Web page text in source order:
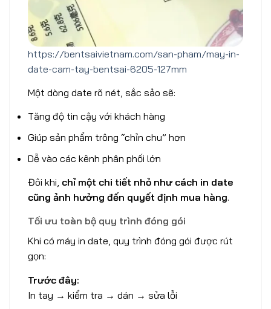
https://bentsaivietnam.com/san-pham/may-in-
date-cam-tay-bentsai-6205-127mm
Một dòng date rõ nét, sắc sảo sẽ:
Tăng độ tin cậy với khách hàng
Giúp sản phẩm trông “chỉn chu” hơn
Dễ vào các kênh phân phối lớn
Đôi khi, chỉ một chi tiết nhỏ như cách in date
cũng ảnh hưởng đến quyết định mua hàng.
Tối ưu toàn bộ quy trình đóng gói
Khi có máy in date, quy trình đóng gói được rút
gọn:
Trước đây:
In tay → kiểm tra → dán → sửa lỗi